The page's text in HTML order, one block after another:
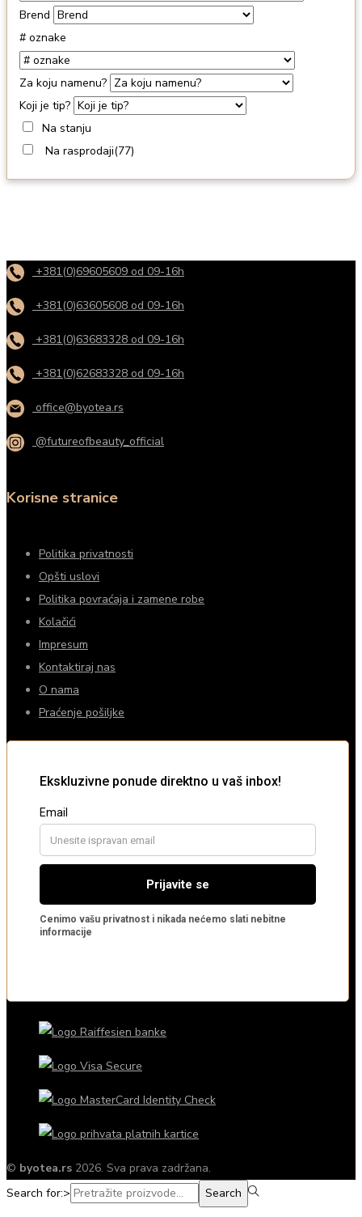
Brend
# oznake
Za koju namenu?
Koji je tip?
Na stanju
Na rasprodaji(77)
+381(0)69605609 od 09-16h
+381(0)63605608 od 09-16h
+381(0)63683328 od 09-16h
+381(0)62683328 od 09-16h
office@byotea.rs
@futureofbeauty_official
Korisne stranice
Politika privatnosti
Opšti uslovi
Politika povraćaja i zamene robe
Kolačići
Impresum
Kontaktiraj nas
O nama
Praćenje pošiljke
© byotea.rs 2026. Sva prava zadržana.
Search for:>
Search